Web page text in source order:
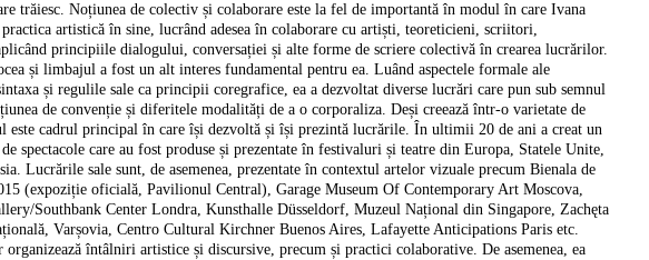
trăiesc. Noțiunea de colectiv și colaborare este la fel de importantă în modul în care Ivana
artistică în sine, lucrând adesea în colaborare cu artiști, teoreticieni, scriitori,
principiile dialogului, conversației și alte forme de scriere colectivă în crearea lucrărilor.
și limbajul a fost un alt interes fundamental pentru ea. Luând aspectele formale ale
și regulile sale ca principii coregrafice, ea a dezvoltat diverse lucrări care pun sub semnul
de convenție și diferitele modalități de a o corporaliza. Deși creează într-o varietate de
este cadrul principal în care își dezvoltă și își prezintă lucrările. În ultimii 20 de ani a creat un
spectacole care au fost produse și prezentate în festivaluri și teatre din Europa, Statele Unite,
Lucrările sale sunt, de asemenea, prezentate în contextul artelor vizuale precum Bienala de
(expoziție oficială, Pavilionul Central), Garage Museum Of Contemporary Art Moscova,
Southbank Center Londra, Kunsthalle Düsseldorf, Muzeul Național din Singapore, Zachęta
Varșovia, Centro Cultural Kirchner Buenos Aires, Lafayette Anticipations Paris etc.
întâlniri artistice și discursive, precum și practici colaborative. De asemenea, ea